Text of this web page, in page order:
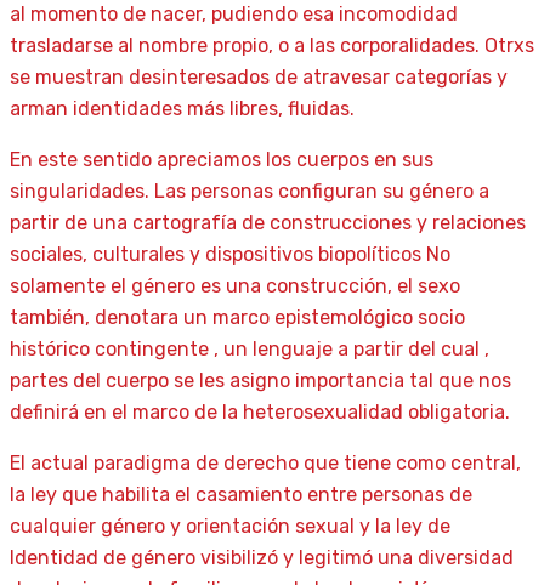
al momento de nacer, pudiendo esa incomodidad
trasladarse al nombre propio, o a las corporalidades. Otrxs
se muestran desinteresados de atravesar categorías y
arman identidades más libres, fluidas.
En este sentido apreciamos los cuerpos en sus
singularidades. Las personas configuran su género a
partir de una cartografía de construcciones y relaciones
sociales, culturales y dispositivos biopolíticos No
solamente el género es una construcción, el sexo
también, denotara un marco epistemológico socio
histórico contingente , un lenguaje a partir del cual ,
partes del cuerpo se les asigno importancia tal que nos
definirá en el marco de la heterosexualidad obligatoria.
El actual paradigma de derecho que tiene como central,
la ley que habilita el casamiento entre personas de
cualquier género y orientación sexual y la ley de
Identidad de género visibilizó y legitimó una diversidad